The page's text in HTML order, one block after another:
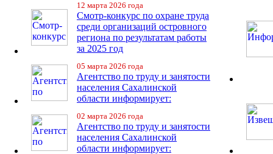
12 марта 2026 года
Смотр-конкурс по охране труда
среди организаций островного
региона по результатам работы
за 2025 год
05 марта 2026 года
Агентство по труду и занятости
населения Сахалинской
области информирует:
02 марта 2026 года
Агентство по труду и занятости
населения Сахалинской
области информирует: